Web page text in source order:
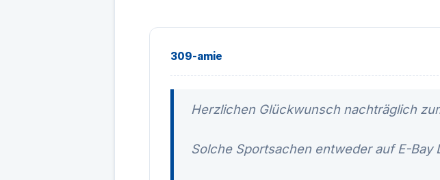
309-amie
Herzlichen Glückwunsch nachträglich
Solche Sportsachen entweder auf E-